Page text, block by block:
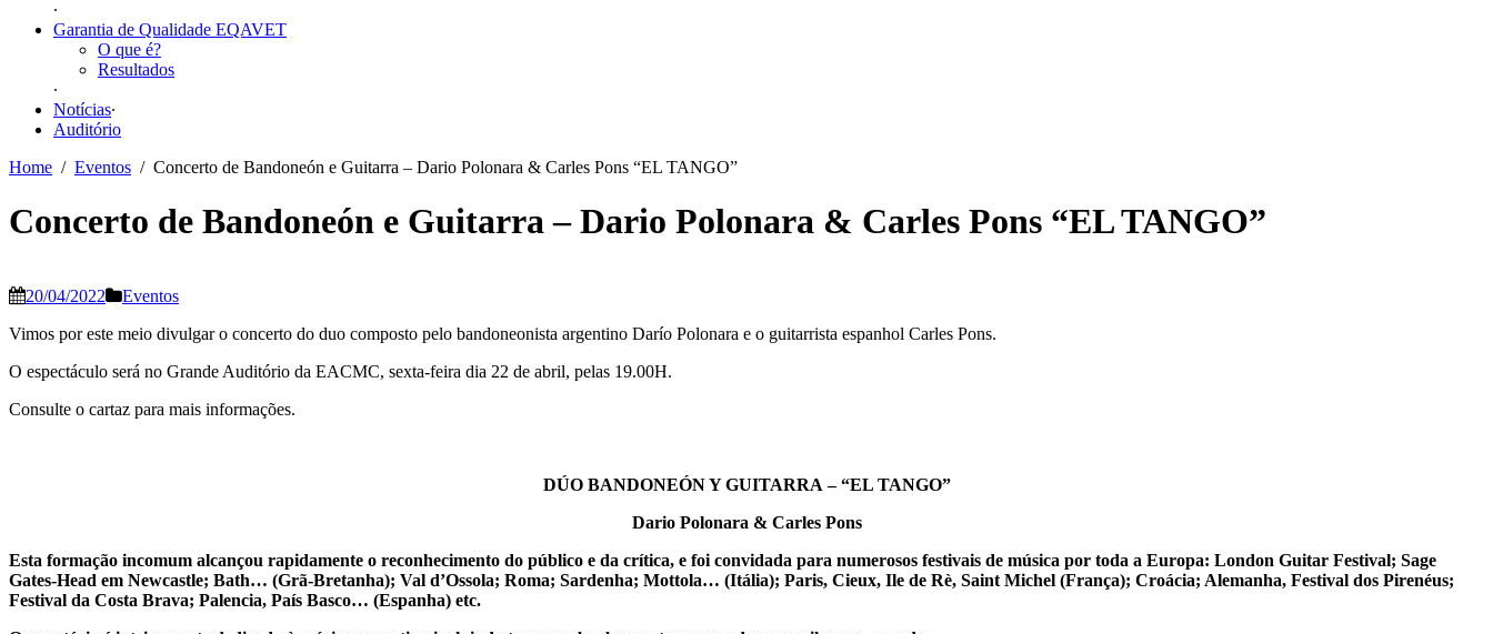
Garantia de Qualidade EQAVET
O que é?
Resultados
Notícias
Auditório
Home
Eventos Concerto de Bandoneón e Guitarra – Dario Polonara & Carles Pons “EL TANGO”
Concerto de Bandoneón e Guitarra – Dario Polonara & Carles Pons “EL TANGO”
20/04/2022
Eventos
Vimos por este meio divulgar o concerto do duo composto pelo bandoneonista argentino Darío Polonara e o guitarrista espanhol Carles Pons.
O espectáculo será no Grande Auditório da EACMC, sexta-feira dia 22 de abril, pelas 19.00H.
Consulte o cartaz para mais informações.
DÚO BANDONEÓN Y GUITARRA –“EL TANGO”
Dario Polonara & Carles Pons
Esta formação incomum alcançou rapidamente o reconhecimento do público e da crítica, e foi convidada para numerosos festivais de música por toda a Europa: London Guitar Festival; Sage
Gates-Head em Newcastle; Bath… (Grã-Bretanha); Val d’Ossola; Roma; Sardenha; Mottola… (Itália); Paris, Cieux, Ile de Rè, Saint Michel (França); Croácia; Alemanha, Festival dos Pirenéus;
Festival da Costa Brava; Palencia, País Basco… (Espanha) etc.